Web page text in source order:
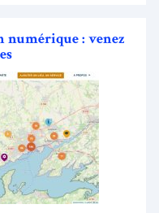
numérique : venez